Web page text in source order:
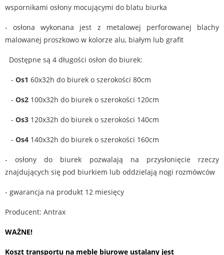
wspornikami osłony mocującymi do blatu biurka
- osłona wykonana jest z metalowej perforowanej blachy
malowanej proszkowo w kolorze alu, białym lub grafit
Dostępne są 4 długości osłon do biurek:
- Os1 60x32h do biurek o szerokości 80cm
- Os2 100x32h do biurek o szerokości 120cm
- Os3 120x32h do biurek o szerokości 140cm
- Os4 140x32h do biurek o szerokości 160cm
- osłony do biurek pozwalają na przysłonięcie rzeczy
znajdujących się pod biurkiem lub oddzielają nogi rozmówców
- gwarancja na produkt 12 miesięcy
Producent: Antrax
WAŻNE!
Koszt transportu na meble biurowe ustalany jest